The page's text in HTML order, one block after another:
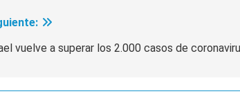
vuelve a superar los 2.000 casos de